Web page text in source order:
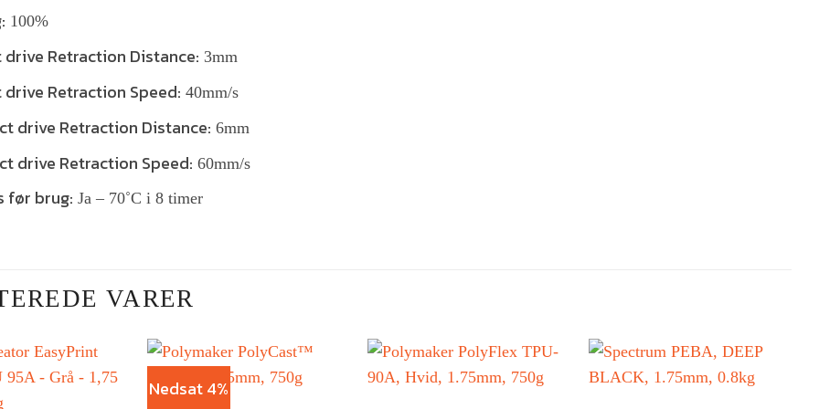
100%
Retraction Distance: 3mm
Retraction Speed: 40mm/s
drive Retraction Distance: 6mm
drive Retraction Speed: 60mm/s
før brug: Ja – 70˚C i 8 timer
VARER
Nedsat 4%